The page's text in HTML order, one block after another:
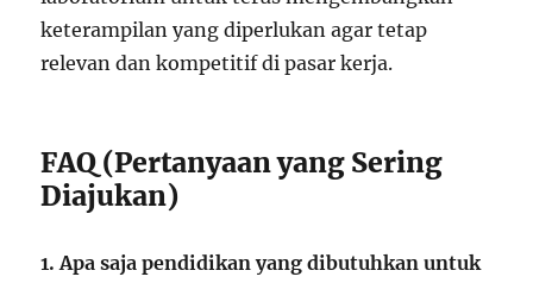
keterampilan yang diperlukan agar tetap
relevan dan kompetitif di pasar kerja.
FAQ (Pertanyaan yang Sering
Diajukan)
1. Apa saja pendidikan yang dibutuhkan untuk